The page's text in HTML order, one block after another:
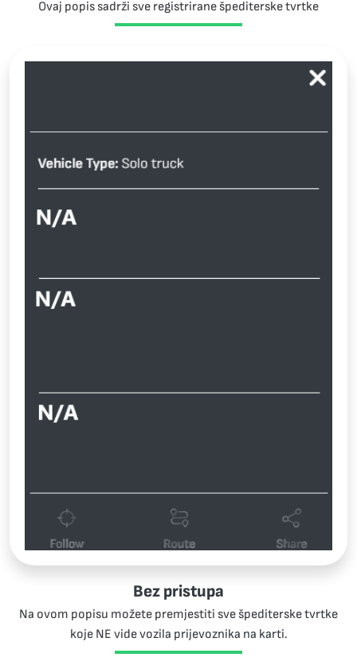
Ovaj popis sadrži sve registrirane špediterske tvrtke
Bez pristupa
Na ovom popisu možete premjestiti sve špediterske tvrtke
koje NE vide vozila prijevoznika na karti.